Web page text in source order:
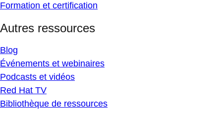
Formation et certification
Autres ressources
Blog
Événements et webinaires
Podcasts et vidéos
Red Hat TV
Bibliothèque de ressources